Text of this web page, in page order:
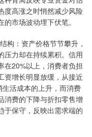
度高涨之时悄然减少风险
市场波动埋下伏笔。
：资产价格节节攀升，
压力却在持续累积。信用
在20%以上，消费者负担
资增长明显放缓，从接近
活成本的上升，而消费
消费的下降与折扣零售增
于保守，反映出需求端的